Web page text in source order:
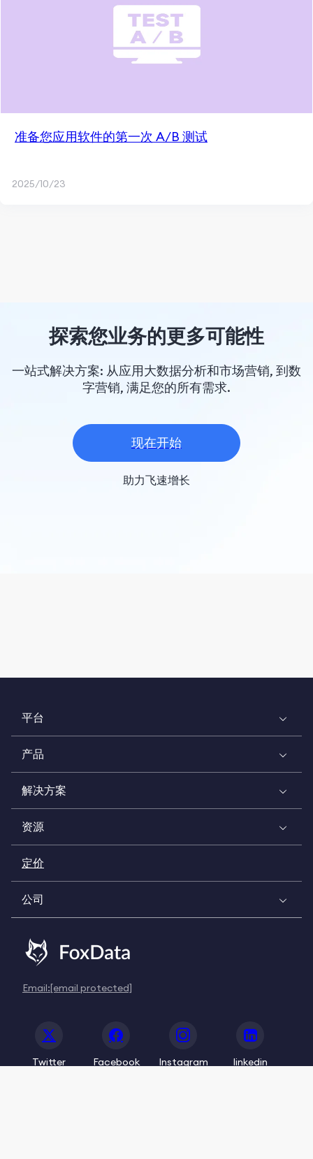
准备您应用软件的第一次 A/B 测试
2025/10/23
探索您业务的更多可能性
一站式解决方案: 从应用大数据分析和市场营销, 到数
字营销, 满足您的所有需求.
现在开始
助力飞速增长
平台
产品
解决方案
资源
定价
公司
Email:[email protected]
Twitter Facebook Instagram linkedin